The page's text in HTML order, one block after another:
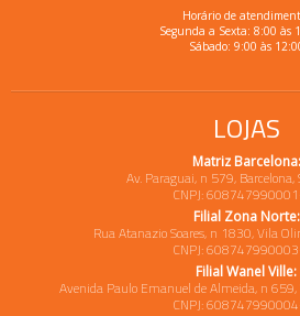
Horário de
Segunda a Sexta: 8:00 às
Sábado: 9:00 às
LOJAS
Matriz Barcelona:
Av. Paraguai, n 579, Barcelona,
CNPJ:
Filial Zona Norte:
Rua Atanazio Soares, n 1830, Vila
CNPJ:
Filial Wanel Ville:
Avenida Paulo Emanuel de Almeida, n 659,
CNPJ: